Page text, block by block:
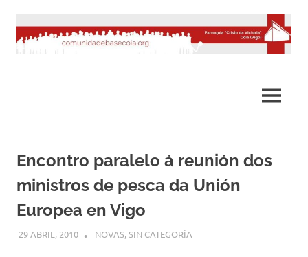
contenido
MENÚ
Encontro paralelo á reunión dos
ministros de pesca da Unión
Europea en Vigo
29 ABRIL, 2010 DESARROLLO
NOVAS,SIN CATEGORÍA